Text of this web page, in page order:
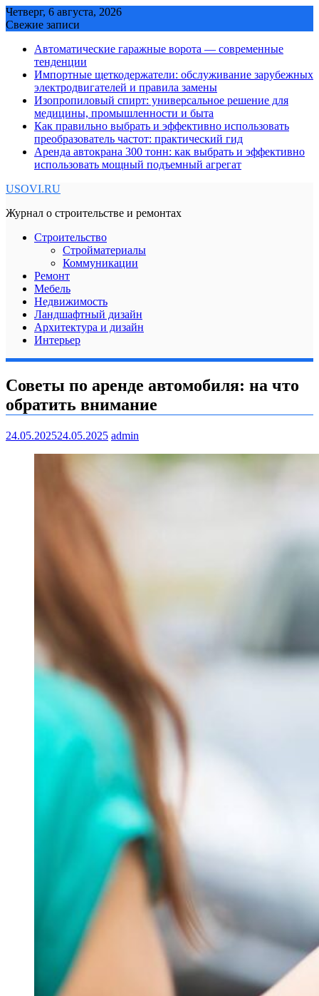
Skip
to
Четверг, 6 августа, 2026
Свежие записи
Автоматические гаражные ворота — современные
тенденции
Импортные щеткодержатели: обслуживание зарубежных
электродвигателей и правила замены
Изопропиловый спирт: универсальное решение для
медицины, промышленности и быта
Как правильно выбрать и эффективно использовать
преобразователь частот: практический гид
Аренда автокрана 300 тонн: как выбрать и эффективно
использовать мощный подъемный агрегат
USOVI.RU
Журнал о строительстве и ремонтах
Строительство
Стройматериалы
Коммуникации
Ремонт
Мебель
Недвижимость
Ландшафтный дизайн
Архитектура и дизайн
Интерьер
Советы по аренде автомобиля: на что
обратить внимание
24.05.202524.05.2025 admin